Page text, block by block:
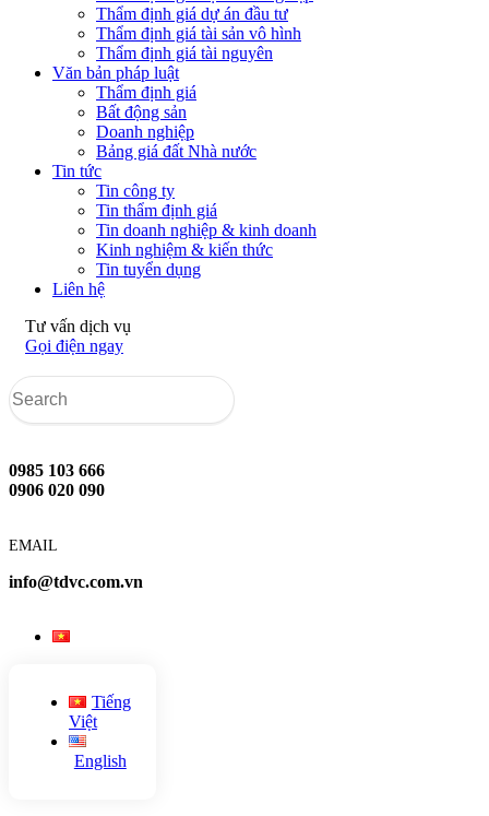
Thẩm định giá dự án đầu tư
Thẩm định giá tài sản vô hình
Thẩm định giá tài nguyên
Văn bản pháp luật
Thẩm định giá
Bất động sản
Doanh nghiệp
Bảng giá đất Nhà nước
Tin tức
Tin công ty
Tin thẩm định giá
Tin doanh nghiệp & kinh doanh
Kinh nghiệm & kiến thức
Tin tuyển dụng
Liên hệ
Tư vấn dịch vụ
Gọi điện ngay
0985 103 666
0906 020 090
EMAIL
info@tdvc.com.vn
Tiếng
Việt
English